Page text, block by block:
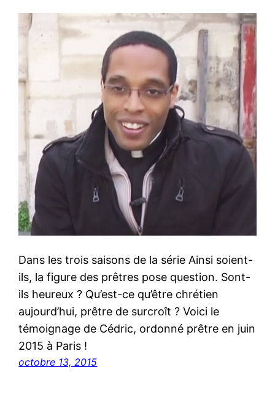
Dans les trois saisons de la série Ainsi soient-
ils, la figure des prêtres pose question. Sont-
ils heureux ? Qu’est-ce qu’être chrétien
aujourd’hui, prêtre de surcroît ? Voici le
témoignage de Cédric, ordonné prêtre en juin
2015 à Paris !
octobre 13, 2015